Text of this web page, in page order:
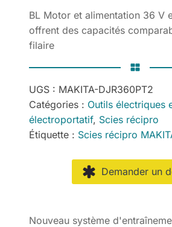
BL Motor et alimentation 36 V
offrent des capacités
filaire
UGS : MAKITA-DJR360PT2
Catégories : Outils électriques
électroportatif, Scies récipro
Étiquette : Scies récipro
Demander un
Nouveau système